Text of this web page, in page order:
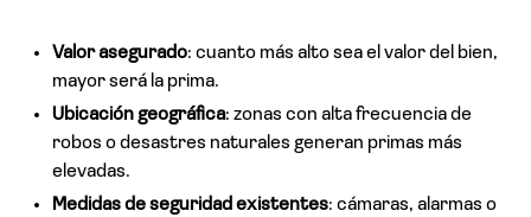
Valor asegurado: cuanto más alto sea el valor del bien,
mayor será la prima.
Ubicación geográfica: zonas con alta frecuencia de
robos o desastres naturales generan primas más
elevadas.
Medidas de seguridad existentes: cámaras, alarmas o